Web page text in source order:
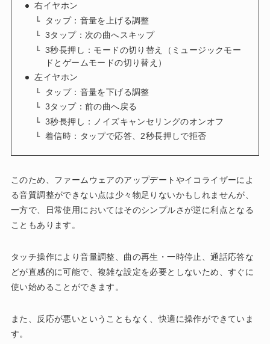
右イヤホン
タップ：音量を上げる調整
3タップ：次の曲へスキップ
3秒長押し：モードの切り替え（ミュージックモー
ドとゲームモードの切り替え）
左イヤホン
タップ：音量を下げる調整
3タップ：前の曲へ戻る
3秒長押し：ノイズキャンセリングのオンオフ
着信時：タップで応答、2秒長押しで拒否
このため、ファームウェアのアップデートやイコライザーによ
る音質調整ができない点は少々物足りないかもしれませんが、
一方で、日常使用においてはそのシンプルさが逆に利点となる
こともあります。
タッチ操作により音量調整、曲の再生・一時停止、通話応答な
どが直感的に可能で、複雑な設定を必要としないため、すぐに
使い始めることができます。
また、反応が悪いということもなく、快適に操作ができていま
す。